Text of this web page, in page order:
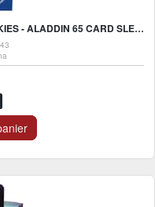
DISNEY LORCANA TCG: SHIMMERING SKIES - ALADDIN 65 CARD SLEEVES - UK